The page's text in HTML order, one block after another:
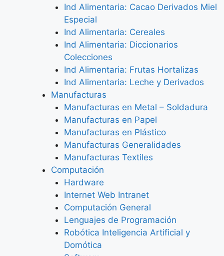
Ind Alimentaria: Cacao Derivados Miel
Especial
Ind Alimentaria: Cereales
Ind Alimentaria: Diccionarios
Colecciones
Ind Alimentaria: Frutas Hortalizas
Ind Alimentaria: Leche y Derivados
Manufacturas
Manufacturas en Metal – Soldadura
Manufacturas en Papel
Manufacturas en Plástico
Manufacturas Generalidades
Manufacturas Textiles
Computación
Hardware
Internet Web Intranet
Computación General
Lenguajes de Programación
Robótica Inteligencia Artificial y
Domótica